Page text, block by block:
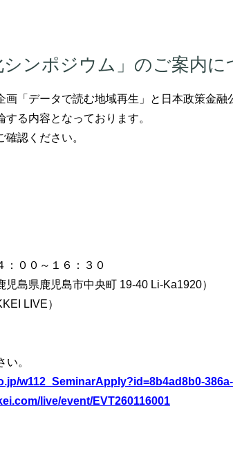
シンポジウム」のご案内に
「データで読む地域再生」と日本政策金融
る内容となっております。
認ください。
００～１６：３０
島県鹿児島市中央町 19-40 Li-Ka1920）
LIVE）
。
w112_SeminarApply?id=8b4ad8b0-
live/event/EVT260116001